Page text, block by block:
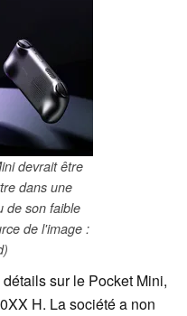
devrait être
dans une
de son faible
de l'image :
sur le Pocket Mini,
H. La société a non